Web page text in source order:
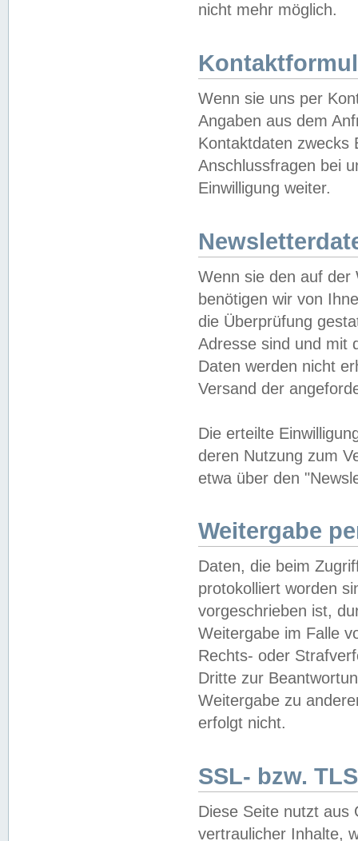
nicht mehr möglich.
Wenn sie uns per
Angaben aus dem
Kontaktdaten zwecks
Anschlussfragen bei
Einwilligung weiter.
Wenn sie den auf der
benötigen wir von
die Überprüfung
Adresse sind und mit
Daten werden nicht
Versand der
Die erteilte
deren Nutzung zum
etwa über den
Weitergabe
Daten, die beim
protokolliert worden
vorgeschrieben ist,
Weitergabe im Falle
Rechts- oder
Dritte zur
Weitergabe zu
erfolgt nicht.
SSL- bzw.
Diese Seite nutzt aus
vertraulicher Inhalte,